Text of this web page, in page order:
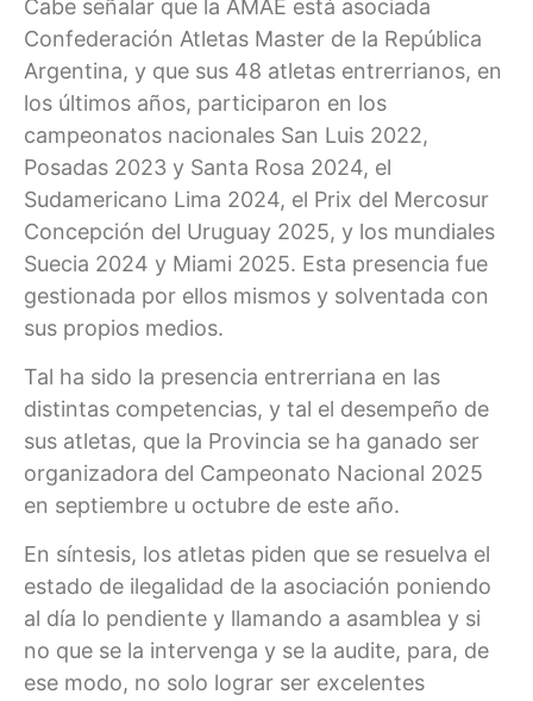
Cabe señalar que la AMAE está asociada
Confederación Atletas Master de la República
Argentina, y que sus 48 atletas entrerrianos, en
los últimos años, participaron en los
campeonatos nacionales San Luis 2022,
Posadas 2023 y Santa Rosa 2024, el
Sudamericano Lima 2024, el Prix del Mercosur
Concepción del Uruguay 2025, y los mundiales
Suecia 2024 y Miami 2025. Esta presencia fue
gestionada por ellos mismos y solventada con
sus propios medios.
Tal ha sido la presencia entrerriana en las
distintas competencias, y tal el desempeño de
sus atletas, que la Provincia se ha ganado ser
organizadora del Campeonato Nacional 2025
en septiembre u octubre de este año.
En síntesis, los atletas piden que se resuelva el
estado de ilegalidad de la asociación poniendo
al día lo pendiente y llamando a asamblea y si
no que se la intervenga y se la audite, para, de
ese modo, no solo lograr ser excelentes